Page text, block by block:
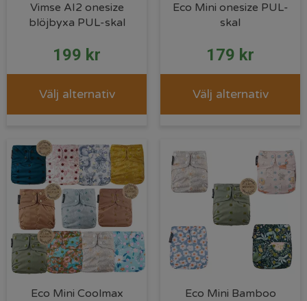
Vimse AI2 onesize
blöjbyxa PUL-skal
199 kr
Välj alternativ
Eco Mini onesize PUL-
skal
179 kr
Välj alternativ
Eco Mini Coolmax
Eco Mini Bamboo